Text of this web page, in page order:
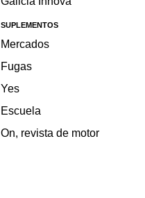
SUPLEMENTOS
Mercados
Fugas
Yes
Escuela
On, revista de motor